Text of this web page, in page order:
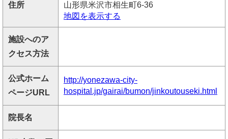
住所
山形県米沢市相生町6-36
地図を表示する
施設へのア
クセス方法
公式ホーム
ページURL
http://yonezawa-city-
hospital.jp/gairai/bumon/jinkoutouseki.html
院長名